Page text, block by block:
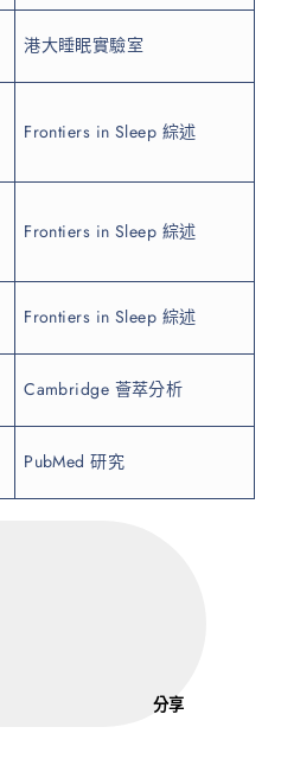
港大睡眠實驗室
Frontiers in Sleep 綜述
Frontiers in Sleep 綜述
Frontiers in Sleep 綜述
Cambridge 薈萃分析
PubMed 研究
分享